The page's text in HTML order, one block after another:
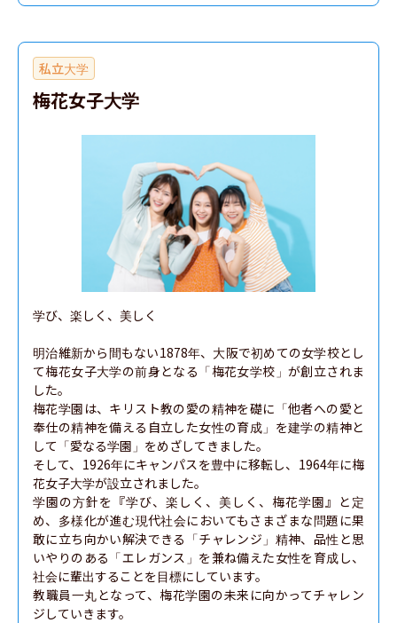
私立大学
梅花女子大学
学び、楽しく、美しく
明治維新から間もない1878年、大阪で初めての女学校とし
て梅花女子大学の前身となる「梅花女学校」が創立されま
した。
梅花学園は、キリスト教の愛の精神を礎に「他者への愛と
奉仕の精神を備える自立した女性の育成」を建学の精神と
して「愛なる学園」をめざしてきました。
そして、1926年にキャンパスを豊中に移転し、1964年に梅
花女子大学が設立されました。
学園の方針を『学び、楽しく、美しく、梅花学園』と定
め、多様化が進む現代社会においてもさまざまな問題に果
敢に立ち向かい解決できる「チャレンジ」精神、品性と思
いやりのある「エレガンス」を兼ね備えた女性を育成し、
社会に輩出することを目標にしています。
教職員一丸となって、梅花学園の未来に向かってチャレン
ジしていきます。